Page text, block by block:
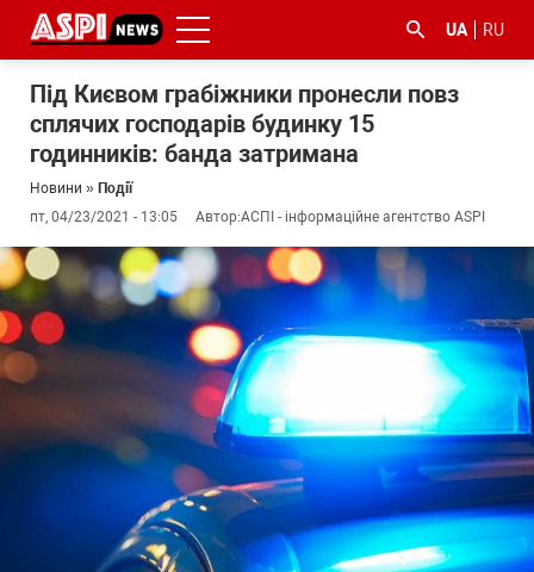
UA RU
Під Києвом грабіжники пронесли повз
сплячих господарів будинку 15
годинників: банда затримана
Новини » Події
пт, 04/23/2021 - 13:05
Автор:АСПІ - інформаційне агентство ASPI
#ООС
#боротьба
з
корупцією
#ДФС #Київ #коронавірус